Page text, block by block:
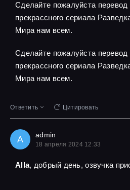
Сделайте пожалуйста перевод
прекрассного сериала
Мира нам всем.
Сделайте пожалуйста перевод
прекрассного сериала
Мира нам всем.
Ответить Цитировать
A admin
18 апреля 2024 12:33
Alla, добрый день, озвучка